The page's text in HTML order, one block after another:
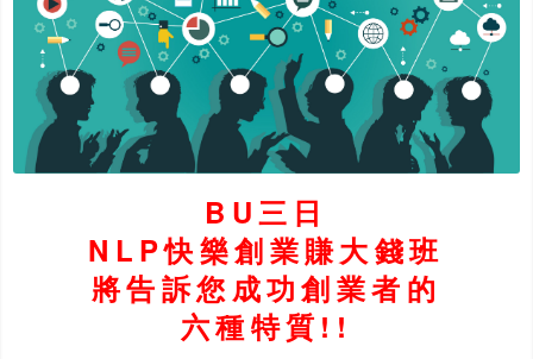
BU三日
NLP快樂創業賺大錢班
將告訴您成功創業者的
六種特質!!